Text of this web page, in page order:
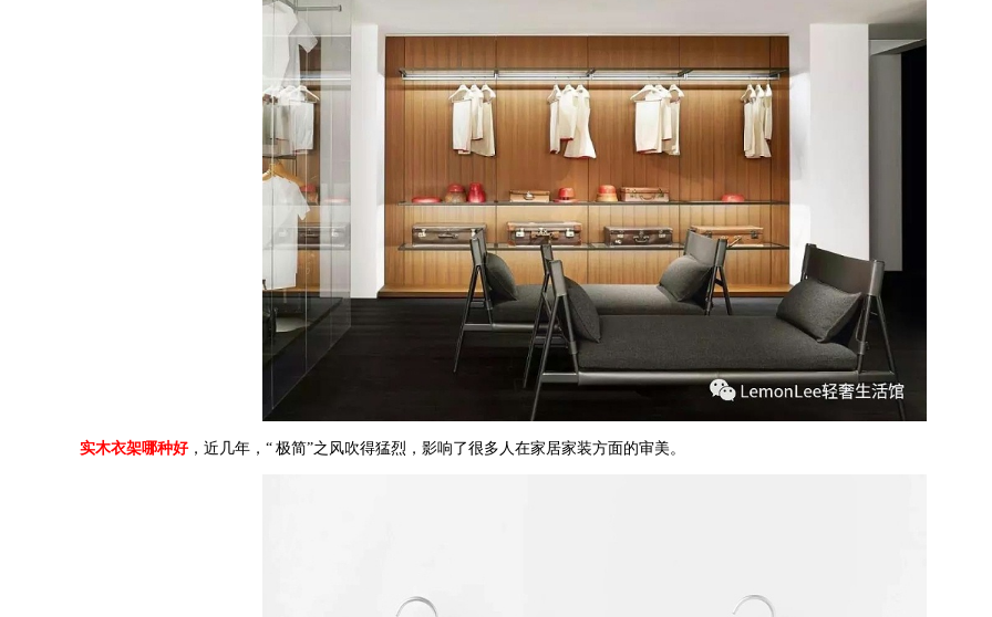
实木衣架哪种好，近几年， “ 极简”之风吹得猛烈，影响了很多人在家居家装方面的审美。